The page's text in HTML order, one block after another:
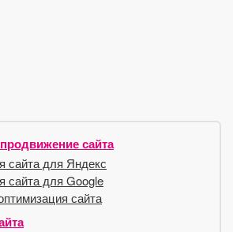
сайта
сайта для Яндекс
сайта для Google
сайта